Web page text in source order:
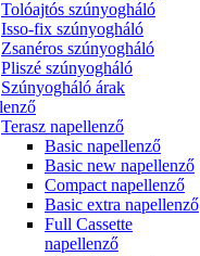
Tolóajtós szúnyogháló
Isso-fix szúnyogháló
Zsanéros szúnyogháló
Pliszé szúnyogháló
Szúnyogháló árak
Terasz napellenző
Basic napellenző
Basic new napellenző
Compact napellenző
Basic extra napellenző
Full Cassette
napellenző